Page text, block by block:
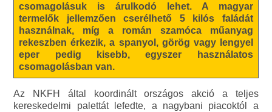
csomagolásuk is árulkodó lehet. A magyar
termelők jellemzően cserélhető 5 kilós faládát
használnak, míg a román szamóca műanyag
rekeszben érkezik, a spanyol, görög vagy lengyel
eper pedig kisebb, egyszer használatos
csomagolásban van.
Az NKFH által koordinált országos akció a teljes
kereskedelmi palettát lefedte, a nagybani piacoktól a